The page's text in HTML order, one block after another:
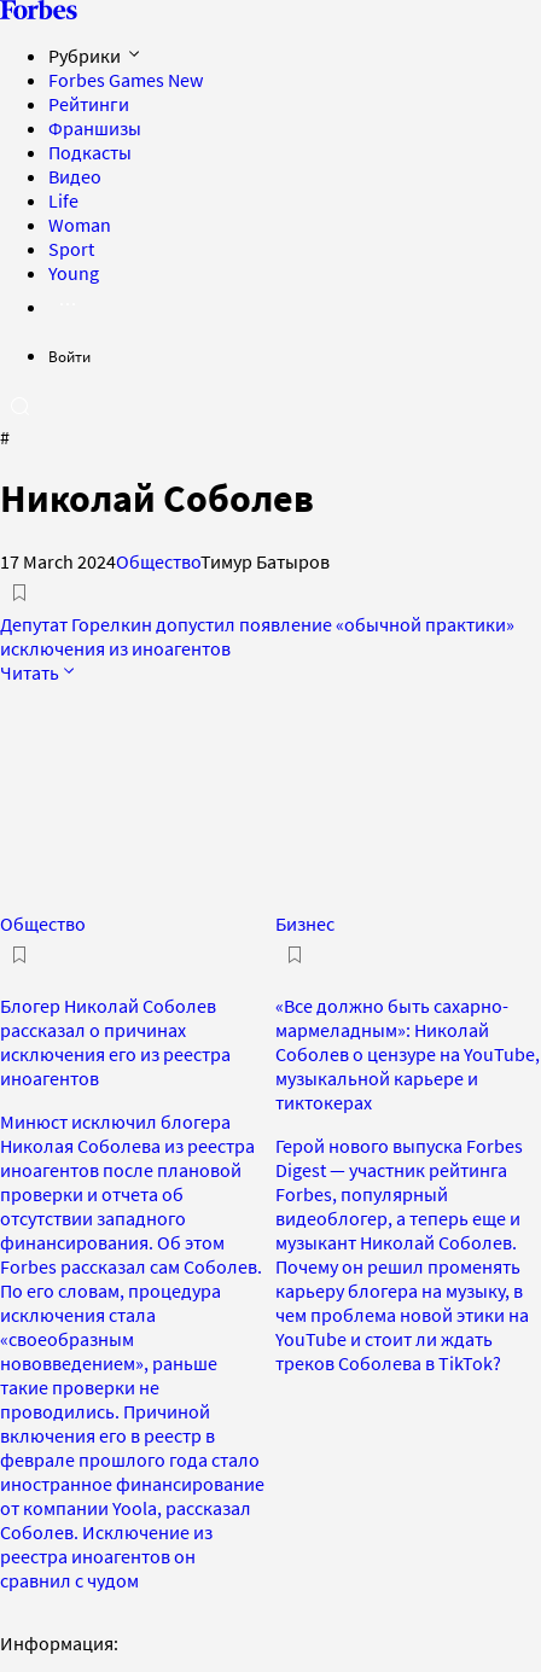
Рубрики
Forbes Games New
Рейтинги
Франшизы
Подкасты
Видео
Life
Woman
Sport
Young
Войти
#
Николай Соболев
17 March 2024ОбществоТимур Батыров
Депутат Горелкин допустил появление «обычной практики»
исключения из иноагентов
Читать
Общество
Блогер Николай Соболев
рассказал о причинах
исключения его из реестра
иноагентов
Минюст исключил блогера
Николая Соболева из реестра
иноагентов после плановой
проверки и отчета об
отсутствии западного
финансирования. Об этом
Forbes рассказал сам Соболев.
По его словам, процедура
исключения стала
«своеобразным
нововведением», раньше
такие проверки не
проводились. Причиной
включения его в реестр в
феврале прошлого года стало
иностранное финансирование
от компании Yoola, рассказал
Соболев. Исключение из
реестра иноагентов он
сравнил с чудом
Бизнес
«Все должно быть сахарно-
мармеладным»: Николай
Соболев о цензуре на YouTube,
музыкальной карьере и
тиктокерах
Герой нового выпуска Forbes
Digest — участник рейтинга
Forbes, популярный
видеоблогер, а теперь еще и
музыкант Николай Соболев.
Почему он решил променять
карьеру блогера на музыку, в
чем проблема новой этики на
YouTube и стоит ли ждать
треков Соболева в TikTok?
Информация: